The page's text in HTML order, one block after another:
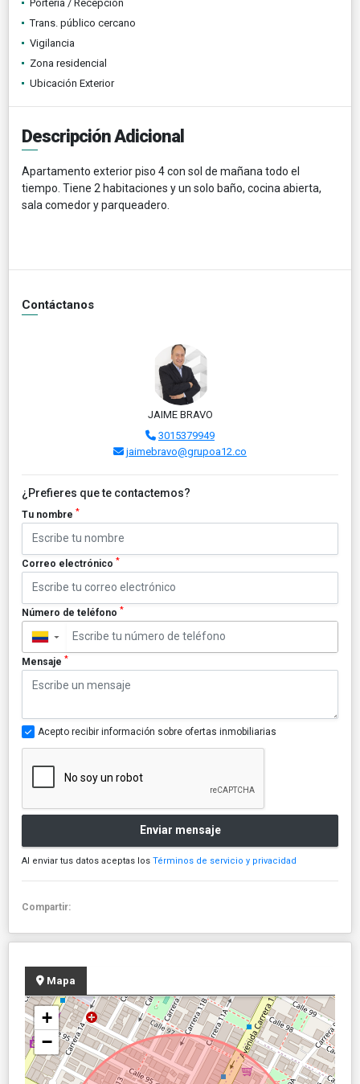
Portería / Recepción
Trans. público cercano
Vigilancia
Zona residencial
Ubicación Exterior
Descripción Adicional
Apartamento exterior piso 4 con sol de mañana todo el
tiempo. Tiene 2 habitaciones y un solo baño, cocina abierta,
sala comedor y parqueadero.
Contáctanos
JAIME BRAVO
3015379949
jaimebravo@grupoa12.co
¿Prefieres que te contactemos?
Tu nombre *
Correo electrónico *
Número de teléfono *
▼
Mensaje *
Acepto recibir información sobre ofertas inmobiliarias
Enviar mensaje
Al enviar tus datos aceptas los Términos de servicio y privacidad
Compartir:
Mapa
+
−